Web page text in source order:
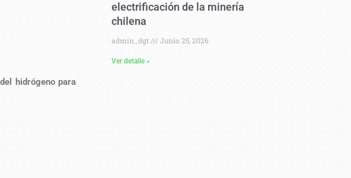
hidrógeno para
electrificación de la minería
chilena
admin_dgt Junio 25, 2026
Ver detalle »